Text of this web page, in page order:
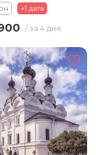
+1 дата
/ за 4 дня